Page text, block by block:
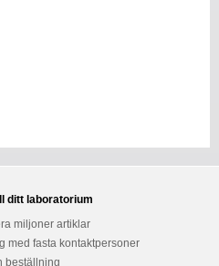
ditt laboratorium
miljoner artiklar
med fasta kontaktpersoner
beställning